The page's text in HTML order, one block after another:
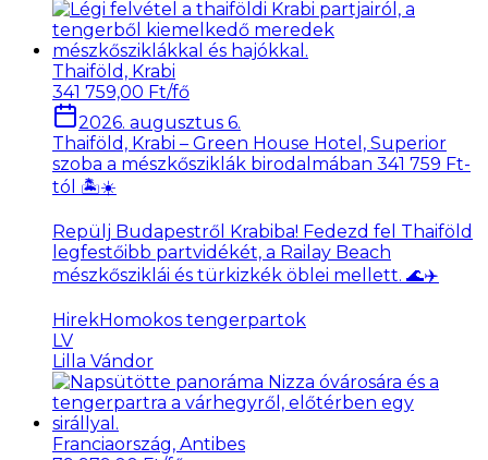
Thaiföld, Krabi
341 759,00 Ft/fő
2026. augusztus 6.
Thaiföld, Krabi – Green House Hotel, Superior
szoba a mészkősziklák birodalmában 341 759 Ft-
tól 🏝️☀️
Repülj Budapestről Krabiba! Fedezd fel Thaiföld
legfestőibb partvidékét, a Railay Beach
mészkősziklái és türkizkék öblei mellett. 🌊✈️
HirekHomokos tengerpartok
LV
Lilla Vándor
Franciaország, Antibes